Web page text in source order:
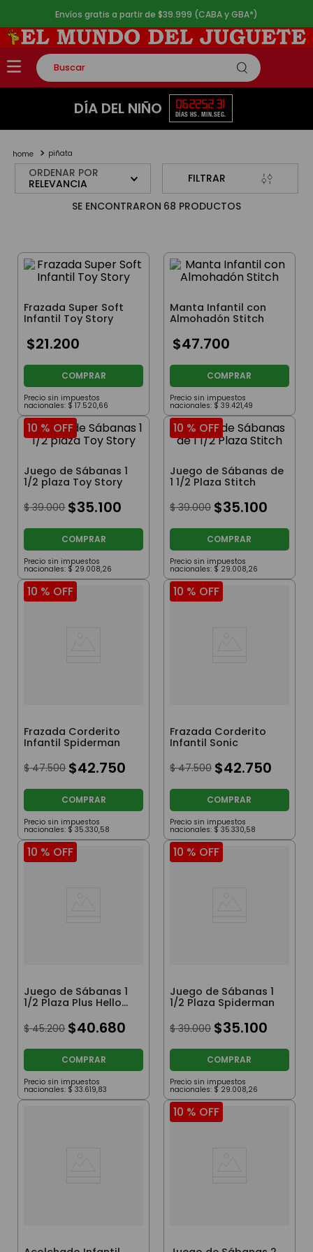
Envíos gratis a partir de $39.999 (CABA y GBA*)
Buscar
TÉRMINOS MÁS BUSCADOS
3.
peluche
4.
monopatin
DÍA DEL NIÑO 06
DÍAS
22
HS.
52
MIN.
31
SEG.
piñata
ORDENAR POR
RELEVANCIA
FILTRAR
68 PRODUCTOS
Frazada Super Soft
Infantil Toy Story
$21.200
COMPRAR
Precio sin impuestos
nacionales: $ 17.520,66
Manta Infantil con
Almohadón Stitch
$47.700
COMPRAR
Precio sin impuestos
nacionales: $ 39.421,49
10 % OFF
Juego de Sábanas 1
1/2 plaza Toy Story
$ 39.000 $35.100
COMPRAR
Precio sin impuestos
nacionales: $ 29.008,26
10 % OFF
Juego de Sábanas de
1 1/2 Plaza Stitch
$ 39.000 $35.100
COMPRAR
Precio sin impuestos
nacionales: $ 29.008,26
10 % OFF
Frazada Corderito
Infantil Spiderman
$ 47.500 $42.750
COMPRAR
Precio sin impuestos
nacionales: $ 35.330,58
10 % OFF
Frazada Corderito
Infantil Sonic
$ 47.500 $42.750
COMPRAR
Precio sin impuestos
nacionales: $ 35.330,58
10 % OFF
Juego de Sábanas 1
1/2 Plaza Plus Hello
$ 45.200 $40.680
COMPRAR
Precio sin impuestos
nacionales: $ 33.619,83
10 % OFF
Juego de Sábanas 1
1/2 Plaza Spiderman
$ 39.000 $35.100
COMPRAR
Precio sin impuestos
nacionales: $ 29.008,26
10 % OFF